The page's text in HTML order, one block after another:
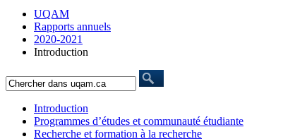
UQAM
Rapports annuels
2020-2021
Introduction
Introduction
Programmes d’études et communauté étudiante
Recherche et formation à la recherche